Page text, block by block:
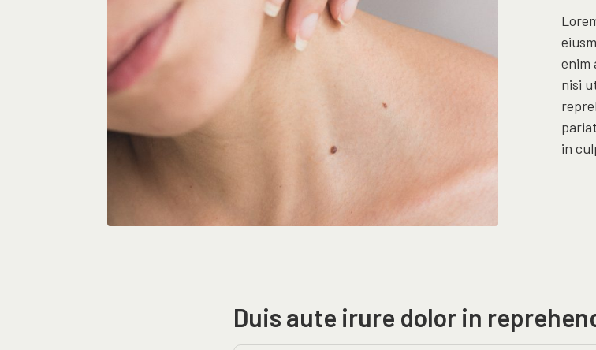
enim
nisi
in
Duis aute irure dolor in